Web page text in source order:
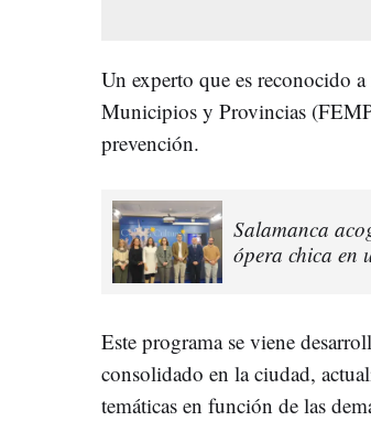
Un experto que es reconocido
Municipios y Provincias
prevención.
Salamanca
ópera chica en
Este programa se viene
consolidado en la ciudad,
temáticas en función de las